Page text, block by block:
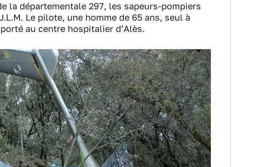
la départementale 297, les sapeurs-pompiers
Le pilote, une homme de 65 ans, seul à
au centre hospitalier d’Alès.